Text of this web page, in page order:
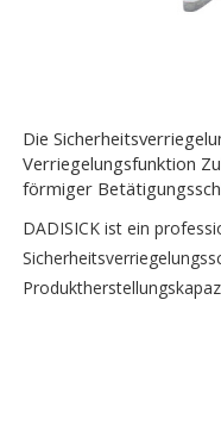
Die
Verriegelungsfunktion
förmiger
DADISICK ist ein